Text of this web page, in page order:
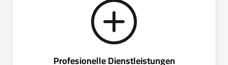
Profesionelle Dienstleistungen